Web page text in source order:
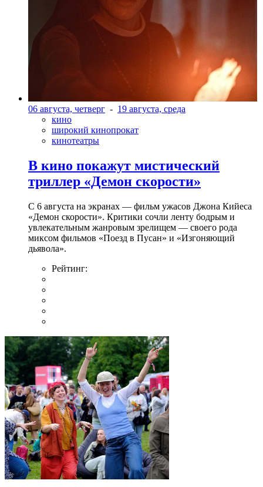
06 августа, четверг - 19 августа, среда
кино
широкий кинопрокат
кинотеатры
В кино покажут мистический
триллер «Демон скорости»
С 6 августа на экранах — фильм ужасов Джона Кийеса
«Демон скорости». Критики сочли ленту бодрым и
увлекательным жанровым зрелищeм — своего рода
миксом фильмов «Поезд в Пусан» и «Изгоняющий
дьявола».
Рейтинг: